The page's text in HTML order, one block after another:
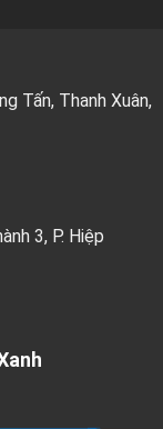
Tấn, Thanh Xuân,
3, P. Hiệp